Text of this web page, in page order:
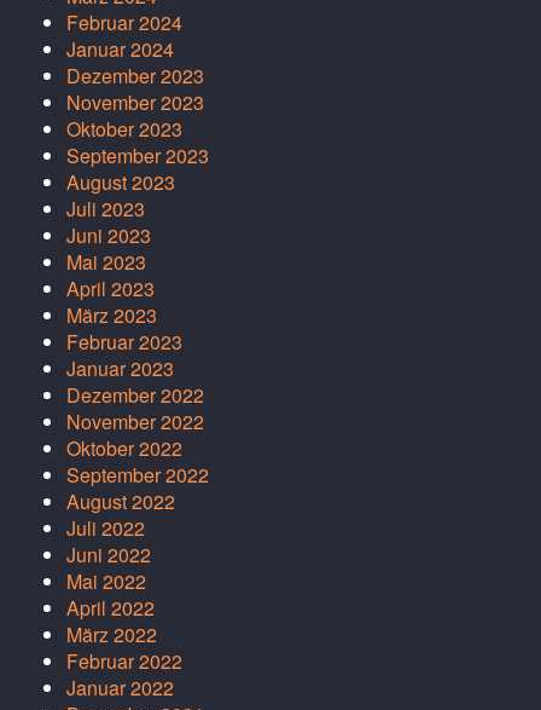
Februar 2024
Januar 2024
Dezember 2023
November 2023
Oktober 2023
September 2023
August 2023
Juli 2023
Juni 2023
Mai 2023
April 2023
März 2023
Februar 2023
Januar 2023
Dezember 2022
November 2022
Oktober 2022
September 2022
August 2022
Juli 2022
Juni 2022
Mai 2022
April 2022
März 2022
Februar 2022
Januar 2022